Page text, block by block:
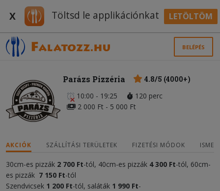
X Töltsd le applikációnkat LETÖLTÖM
BELÉPÉS
Parázs Pizzéria
4.8/5 (4000+)
10:00 - 19:25
120 perc
2 000 Ft - 5 000 Ft
AKCIÓK SZÁLLÍTÁSI TERÜLETEK FIZETÉSI MÓDOK
30cm-es pizzák 2 700 Ft-tól, 40cm-es pizzák 4 300 Ft-tól, 60cm-
es pizzák 7 150 Ft-tól
Szendvicsek 1 200 Ft-tól, saláták 1 990 Ft-